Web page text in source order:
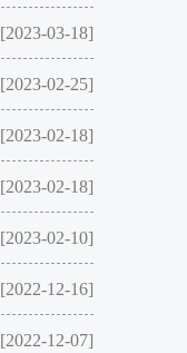
[2023-03-18]
[2023-02-25]
[2023-02-18]
[2023-02-18]
[2023-02-10]
[2022-12-16]
[2022-12-07]